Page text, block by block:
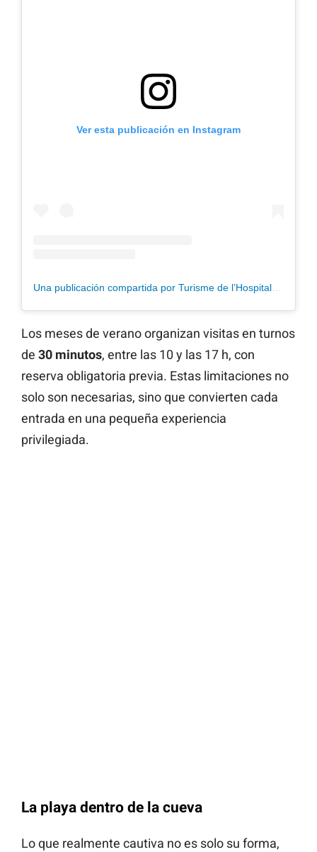
Ver esta publicación en Instagram
Los meses de verano organizan visitas en turnos
de 30 minutos, entre las 10 y las 17 h, con
reserva obligatoria previa. Estas limitaciones no
solo son necesarias, sino que convierten cada
entrada en una pequeña experiencia
privilegiada.
La playa dentro de la cueva
Lo que realmente cautiva no es solo su forma,